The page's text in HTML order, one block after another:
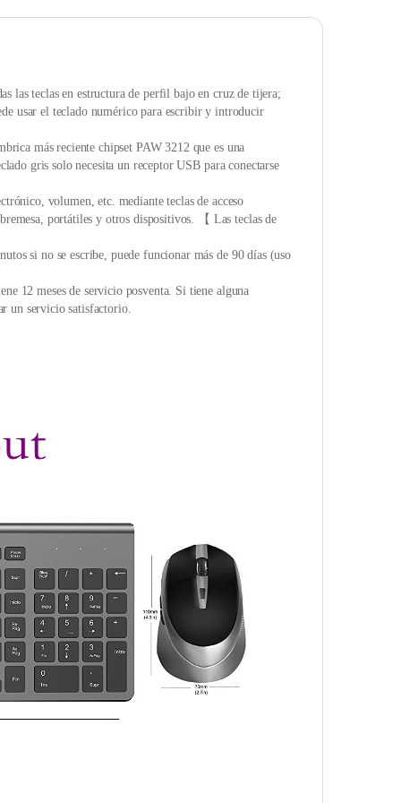
las teclas en estructura de perfil bajo en cruz de tijera;
usar el teclado numérico para escribir y introducir
más reciente chipset PAW 3212 que es una
gris solo necesita un receptor USB para conectarse
volumen, etc. mediante teclas de acceso
portátiles y otros dispositivos. 【 Las teclas de
si no se escribe, puede funcionar más de 90 días (uso
12 meses de servicio posventa. Si tiene alguna
un servicio satisfactorio.